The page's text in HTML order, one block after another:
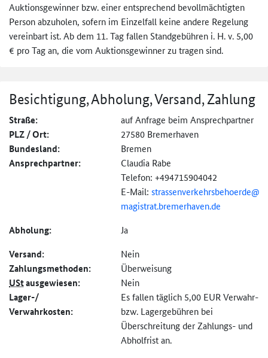
Auktionsgewinner bzw. einer entsprechend bevollmächtigten
Person abzuholen, sofern im Einzelfall keine andere Regelung
vereinbart ist. Ab dem 11. Tag fallen Standgebühren i. H. v. 5,00
€ pro Tag an, die vom Auktionsgewinner zu tragen sind.
Besichtigung, Abholung, Versand, Zahlung
Straße: auf Anfrage beim Ansprechpartner
PLZ / Ort: 27580 Bremerhaven
Bundesland: Bremen
Ansprechpartner:
Claudia Rabe
Telefon: +494715904042
E-Mail: strassenverkehrsbehoerde@
magistrat.bremerhaven.de
Abholung: Ja
Versand: Nein
Zahlungs­methoden: Überweisung
UStausgewiesen: Nein
Lager-/
Verwahrkosten:
Es fallen täglich 5,00 EUR Verwahr-
bzw. Lagergebühren bei
Überschreitung der Zahlungs- und
Abholfrist an.